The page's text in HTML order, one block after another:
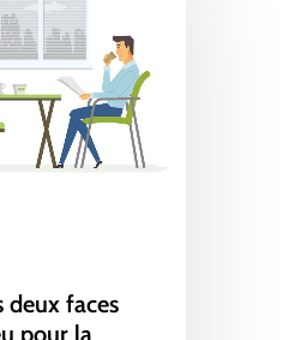
deux faces